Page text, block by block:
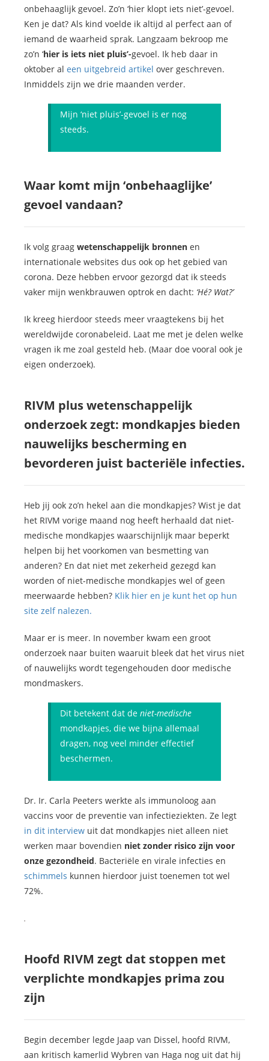
onbehaaglijk gevoel. Zo’n ‘hier klopt iets niet’-gevoel.
Ken je dat? Als kind voelde ik altijd al perfect aan of
iemand de waarheid sprak. Langzaam bekroop me
zo’n ‘hier is iets niet pluis’-gevoel. Ik heb daar in
oktober al een uitgebreid artikel over geschreven.
Inmiddels zijn we drie maanden verder.
Mijn ‘niet pluis’-gevoel is er nog
steeds.
Waar komt mijn ‘onbehaaglijke’
gevoel vandaan?
Ik volg graag wetenschappelijk bronnen en
internationale websites dus ook op het gebied van
corona. Deze hebben ervoor gezorgd dat ik steeds
vaker mijn wenkbrauwen optrok en dacht: ‘Hé? Wat?’
Ik kreeg hierdoor steeds meer vraagtekens bij het
wereldwijde coronabeleid. Laat me met je delen welke
vragen ik me zoal gesteld heb. (Maar doe vooral ook je
eigen onderzoek).
RIVM plus wetenschappelijk
onderzoek zegt: mondkapjes bieden
nauwelijks bescherming en
bevorderen juist bacteriële infecties.
Heb jij ook zo’n hekel aan die mondkapjes? Wist je dat
het RIVM vorige maand nog heeft herhaald dat niet-
medische mondkapjes waarschijnlijk maar beperkt
helpen bij het voorkomen van besmetting van
anderen? En dat niet met zekerheid gezegd kan
worden of niet-medische mondkapjes wel of geen
meerwaarde hebben? Klik hier en je kunt het op hun
site zelf nalezen.
Maar er is meer. In november kwam een groot
onderzoek naar buiten waaruit bleek dat het virus niet
of nauwelijks wordt tegengehouden door medische
mondmaskers.
Dit betekent dat de niet-medische
mondkapjes, die we bijna allemaal
dragen, nog veel minder effectief
beschermen.
Dr. Ir. Carla Peeters werkte als immunoloog aan
vaccins voor de preventie van infectieziekten. Ze legt
in dit interview uit dat mondkapjes niet alleen niet
werken maar bovendien niet zonder risico zijn voor
onze gezondheid. Bacteriële en virale infecties en
schimmels kunnen hierdoor juist toenemen tot wel
72%.
Hoofd RIVM zegt dat stoppen met
verplichte mondkapjes prima zou
zijn
Begin december legde Jaap van Dissel, hoofd RIVM,
aan kritisch kamerlid Wybren van Haga nog uit dat hij